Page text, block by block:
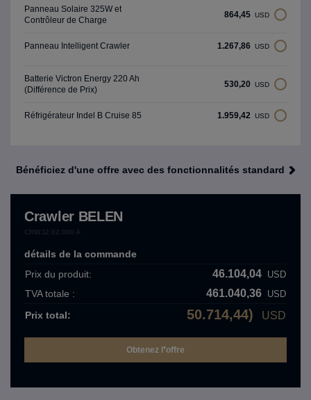
Panneau Solaire 325W et
Contrôleur de Charge
864,45 USD
Panneau Intelligent Crawler 1.267,86 USD
Batterie Victron Energy 220 Ah
(Différence de Prix)
530,20 USD
Réfrigérateur Indel B Cruise 85 1.959,42 USD
Bénéficiez d'une offre avec des fonctionnalités standard
Crawler BELEN
détails de la commande
Prix ​​du produit:
46.104,04 USD
TVA totale : 461.040,36 USD
Prix ​​total: 50.714,44) USD